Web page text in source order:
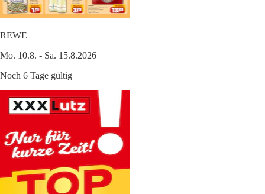
REWE
Mo. 10.8. - Sa. 15.8.2026
Noch 6 Tage gültig